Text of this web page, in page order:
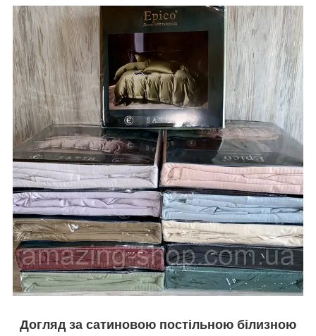
Догляд за сатиновою постільною білизною